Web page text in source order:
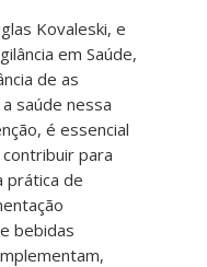
Kovaleski, e
em Saúde,
de as
saúde nessa
é essencial
para
prática de
bebidas